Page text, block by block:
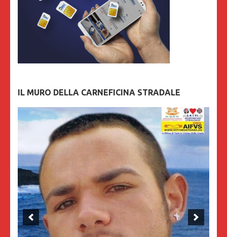
IL MURO DELLA CARNEFICINA STRADALE